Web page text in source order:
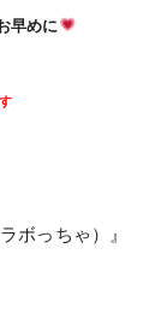
早めに
ボっちゃ）』